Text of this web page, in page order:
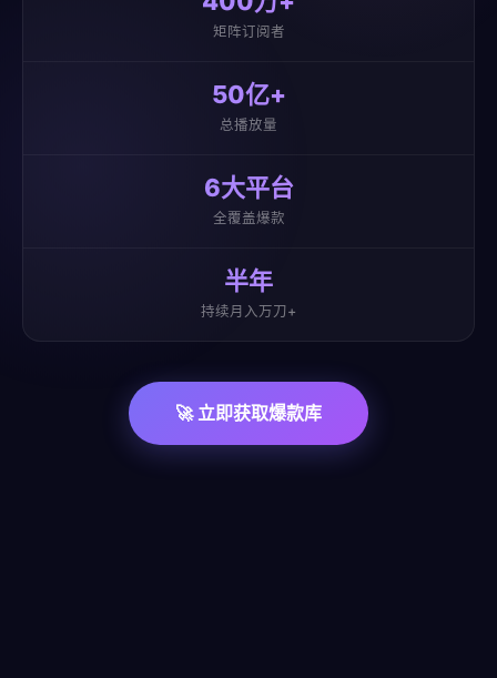
矩阵订阅者
50亿+
总播放量
6大平台
全覆盖爆款
半年
持续月入万刀+
🚀 立即获取爆款库